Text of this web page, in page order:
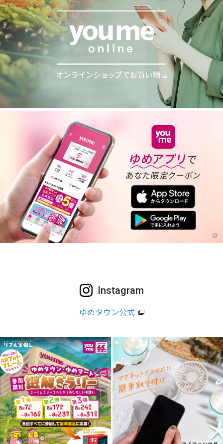
Instagram
ゆめタウン公式